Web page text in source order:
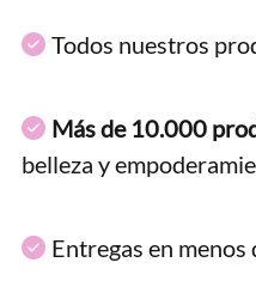
Todos nuestros
Más de 10.000
belleza y
Entregas en menos